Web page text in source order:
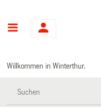
Hauptnavigation
Willkommen in Winterthur.